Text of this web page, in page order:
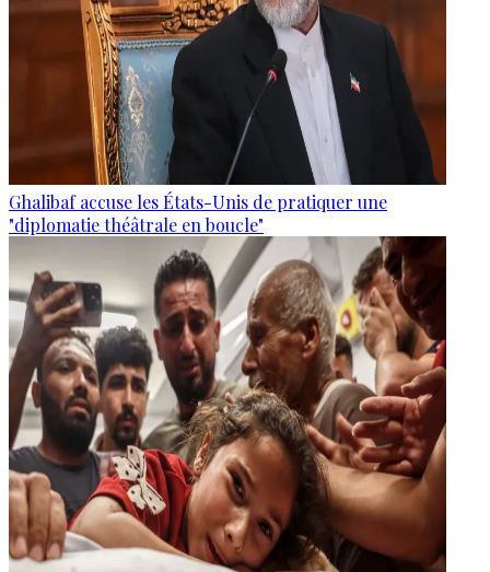
Ghalibaf accuse les États-Unis de pratiquer une
"diplomatie théâtrale en boucle"